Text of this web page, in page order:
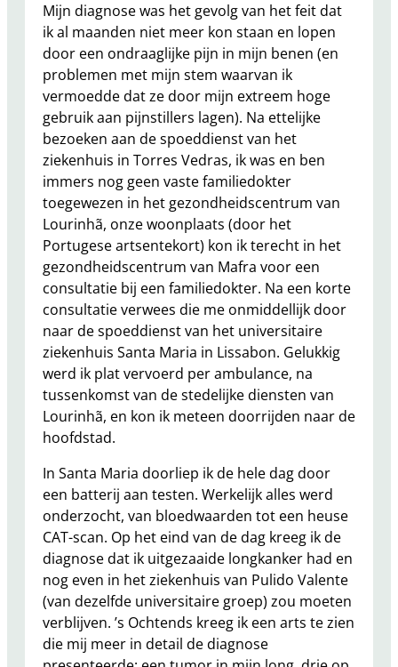
Mijn diagnose was het gevolg van het feit dat
ik al maanden niet meer kon staan en lopen
door een ondraaglijke pijn in mijn benen (en
problemen met mijn stem waarvan ik
vermoedde dat ze door mijn extreem hoge
gebruik aan pijnstillers lagen). Na ettelijke
bezoeken aan de spoeddienst van het
ziekenhuis in Torres Vedras, ik was en ben
immers nog geen vaste familiedokter
toegewezen in het gezondheidscentrum van
Lourinhã, onze woonplaats (door het
Portugese artsentekort) kon ik terecht in het
gezondheidscentrum van Mafra voor een
consultatie bij een familiedokter. Na een korte
consultatie verwees die me onmiddellijk door
naar de spoeddienst van het universitaire
ziekenhuis Santa Maria in Lissabon. Gelukkig
werd ik plat vervoerd per ambulance, na
tussenkomst van de stedelijke diensten van
Lourinhã, en kon ik meteen doorrijden naar de
hoofdstad.
In Santa Maria doorliep ik de hele dag door
een batterij aan testen. Werkelijk alles werd
onderzocht, van bloedwaarden tot een heuse
CAT-scan. Op het eind van de dag kreeg ik de
diagnose dat ik uitgezaaide longkanker had en
nog even in het ziekenhuis van Pulido Valente
(van dezelfde universitaire groep) zou moeten
verblijven. ’s Ochtends kreeg ik een arts te zien
die mij meer in detail de diagnose